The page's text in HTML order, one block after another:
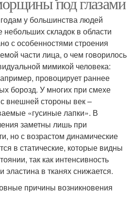
у большинства людей
небольших складок в области
с особенностями строения
части лица, о чем говорилось
мимикой человека:
провоцирует раннее
борозд. У многих при смехе
стороны век –
«гусиные лапки». В
заметны лишь при
но с возрастом динамические
в статические, которые видны
так как интенсивность
эластина в тканях снижается.
причины возникновения